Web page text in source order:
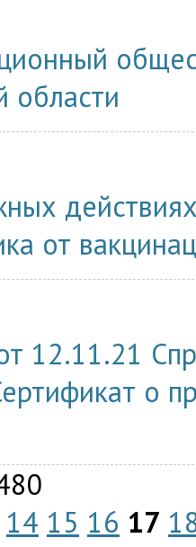
области
от
12.11.21
о
14 15 16 17